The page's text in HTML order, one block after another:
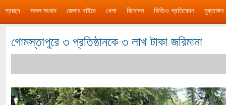
প্রচ্ছদ সকল সংবাদ জেলার বাইরে খেলা বিনোদন ভিডিও প্রতিবেদন মুক্তাঙ্গন
গোমস্তাপুরে ৩ প্রতিষ্ঠানকে ৩ লাখ টাকা জরিমানা